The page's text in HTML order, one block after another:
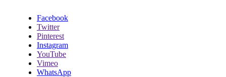
Facebook
Twitter
Pinterest
Instagram
YouTube
Vimeo
WhatsApp